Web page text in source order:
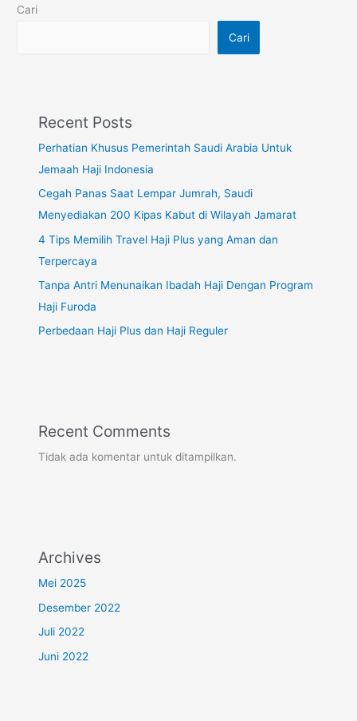
Cari
Cari
Recent Posts
Perhatian Khusus Pemerintah Saudi Arabia Untuk
Jemaah Haji Indonesia
Cegah Panas Saat Lempar Jumrah, Saudi
Menyediakan 200 Kipas Kabut di Wilayah Jamarat
4 Tips Memilih Travel Haji Plus yang Aman dan
Terpercaya
Tanpa Antri Menunaikan Ibadah Haji Dengan Program
Haji Furoda
Perbedaan Haji Plus dan Haji Reguler
Recent Comments
Tidak ada komentar untuk ditampilkan.
Archives
Mei 2025
Desember 2022
Juli 2022
Juni 2022